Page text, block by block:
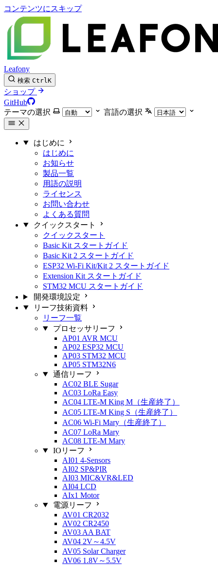
コンテンツにスキップ
Leafony
検索 CtrlK
ショップ
GitHub
テーマの選択
言語の選択
はじめに
はじめに
お知らせ
製品一覧
用語の説明
ライセンス
お問い合わせ
よくある質問
クイックスタート
クイックスタート
Basic Kit スタートガイド
Basic Kit 2 スタートガイド
ESP32 Wi-Fi Kit/Kit 2 スタートガイド
Extension Kit スタートガイド
STM32 MCU スタートガイド
開発環境設定
リーフ技術資料
リーフ一覧
プロセッサリーフ
AP01 AVR MCU
AP02 ESP32 MCU
AP03 STM32 MCU
AP05 STM32N6
通信リーフ
AC02 BLE Sugar
AC03 LoRa Easy
AC04 LTE-M King M（生産終了）
AC05 LTE-M King S（生産終了）
AC06 Wi-Fi Mary（生産終了）
AC07 LoRa Mary
AC08 LTE-M Mary
IOリーフ
AI01 4-Sensors
AI02 SP&PIR
AI03 MIC&VR&LED
AI04 LCD
AIx1 Motor
電源リーフ
AV01 CR2032
AV02 CR2450
AV03 AA BAT
AV04 2V～4.5V
AV05 Solar Charger
AV06 1.8V～5.5V